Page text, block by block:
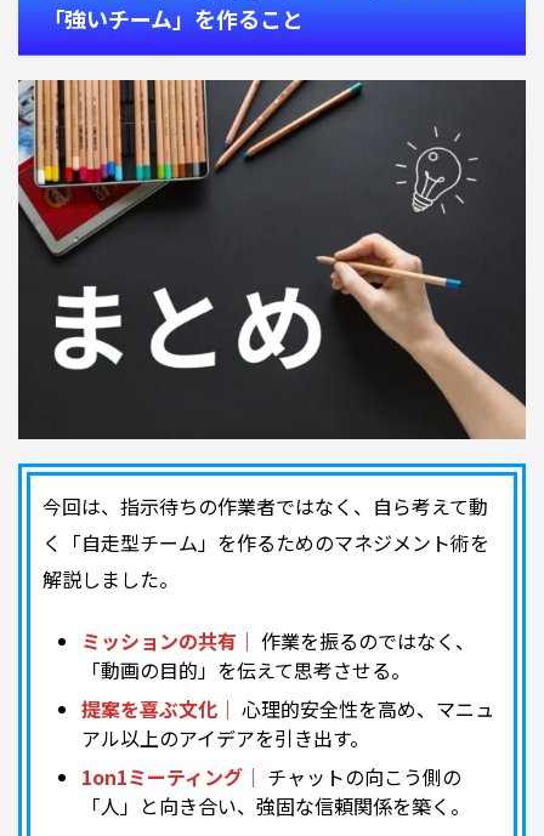
「強いチーム」を作ること
今回は、指示待ちの作業者ではなく、自ら考えて動
く「自走型チーム」を作るためのマネジメント術を
解説しました。
ミッションの共有｜ 作業を振るのではなく、
「動画の目的」を伝えて思考させる。
提案を喜ぶ文化｜ 心理的安全性を高め、マニュ
アル以上のアイデアを引き出す。
1on1ミーティング｜ チャットの向こう側の
「人」と向き合い、強固な信頼関係を築く。